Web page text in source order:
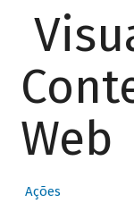
Web
Ações